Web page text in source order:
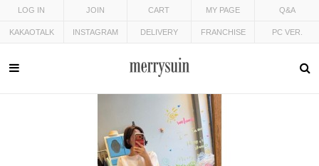
LOG IN JOIN CART MY PAGE Q&A
KAKAOTALK INSTAGRAM DELIVERY FRANCHISE PC VER.